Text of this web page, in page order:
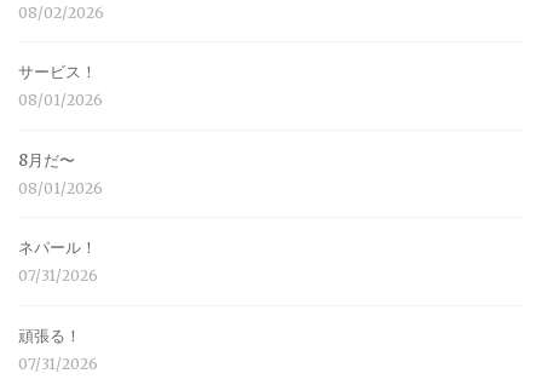
08/02/2026
サービス！
08/01/2026
8月だ〜
08/01/2026
ネパール！
07/31/2026
頑張る！
07/31/2026